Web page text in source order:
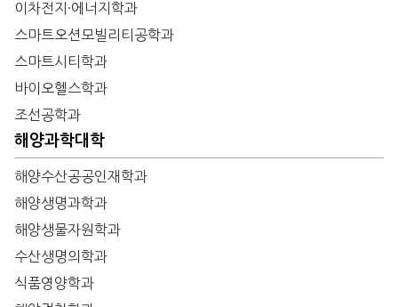
이차전지·에너지학과
스마트오션모빌리티공학과
스마트시티학과
바이오헬스학과
조선공학과
해양과학대학
해양수산공공인재학과
해양생명과학과
해양생물자원학과
수산생명의학과
식품영양학과